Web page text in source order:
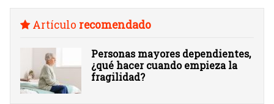
Artículo recomendado
Personas mayores dependientes,
¿qué hacer cuando empieza la
fragilidad?